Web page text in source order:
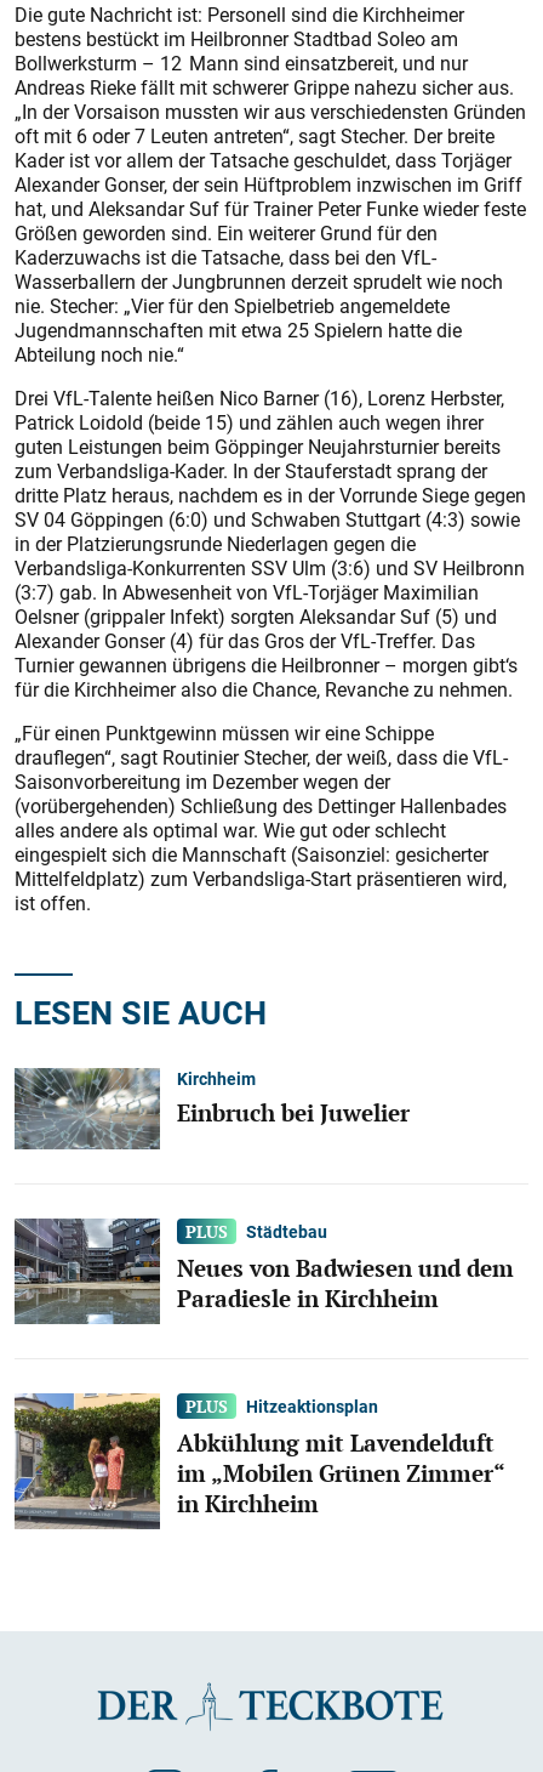
Die gute Nachricht ist: Personell sind die Kirchheimer
bestens bestückt im Heilbronner Stadtbad Soleo am
Bollwerksturm – 12 Mann sind einsatzbereit, und nur
Andreas Rieke fällt mit schwerer Grippe nahezu sicher aus.
„In der Vorsaison mussten wir aus verschiedensten Gründen
oft mit 6 oder 7 Leuten antreten“, sagt Stecher. Der breite
Kader ist vor allem der Tatsache geschuldet, dass Torjäger
Ale­xander Gonser, der sein Hüftproblem inzwischen im Griff
hat, und Aleksandar Suf für Trainer Peter Funke wieder feste
Größen geworden sind. Ein weiterer Grund für den
Kaderzuwachs ist die Tatsache, dass bei den VfL-
Wasserballern der Jungbrunnen derzeit sprudelt wie noch
nie. Stecher: „Vier für den Spielbetrieb angemeldete
Jugendmannschaften mit etwa 25 Spielern hatte die
Abteilung noch nie.“
Drei VfL-Talente heißen Nico Barner (16), Lorenz Herbster,
Patrick Loidold (beide 15) und zählen auch wegen ihrer
guten Leistungen beim Göppinger Neujahrsturnier bereits
zum Verbandsliga-Kader. In der Stauferstadt sprang der
dritte Platz heraus, nachdem es in der Vorrunde Siege gegen
SV 04 Göppingen (6:0) und Schwaben Stuttgart (4:3) sowie
in der Platzierungsrunde Niederlagen gegen die
Verbandsliga-Konkurrenten SSV Ulm (3:6) und SV Heilbronn
(3:7) gab. In Abwesenheit von VfL-Torjäger Maximilian
Oelsner (grippaler Infekt) sorgten Aleksandar Suf (5) und
Alexander Gonser (4) für das Gros der VfL-Treffer. Das
Turnier gewannen übrigens die Heilbronner – morgen gibt‘s
für die Kirchheimer also die Chance, Revanche zu nehmen.
„Für einen Punktgewinn müssen wir eine Schippe
drauflegen“, sagt Routinier Stecher, der weiß, dass die VfL-
Saisonvorbereitung im Dezember wegen der
(vorübergehenden) Schließung des Dettinger Hallenbades
alles andere als optimal war. Wie gut oder schlecht
eingespielt sich die Mannschaft (Saisonziel: gesicherter
Mittelfeldplatz) zum Verbandsliga-Start präsentieren wird,
ist offen.
LESEN SIE AUCH
Kirchheim
Einbruch bei Juwelier
Städtebau
Neues von Badwiesen und dem
Paradiesle in Kirchheim
Hitzeaktionsplan
Abkühlung mit Lavendelduft
im „Mobilen Grünen Zimmer“
in Kirchheim